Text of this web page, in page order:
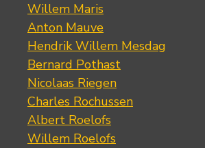
Willem Maris
Anton Mauve
Hendrik Willem Mesdag
Bernard Pothast
Nicolaas Riegen
Charles Rochussen
Albert Roelofs
Willem Roelofs